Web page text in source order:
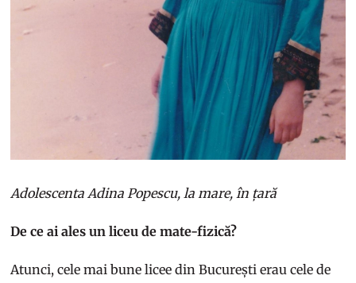
Adolescenta Adina Popescu, la mare, în țară
De ce ai ales un liceu de mate-fizică?
Atunci, cele mai bune licee din București erau cele de